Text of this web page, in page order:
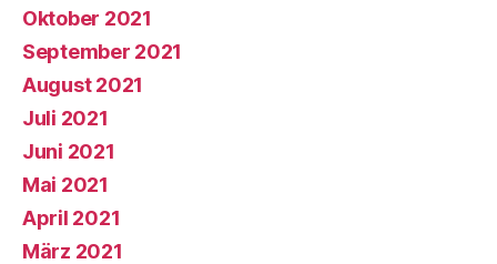
Oktober 2021
September 2021
August 2021
Juli 2021
Juni 2021
Mai 2021
April 2021
März 2021